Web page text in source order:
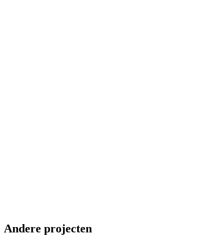
Andere projecten